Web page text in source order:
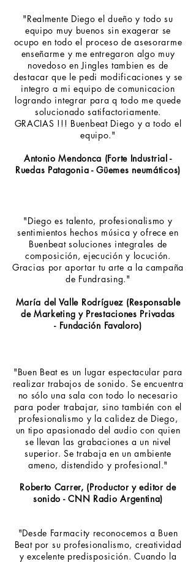
"Realmente Diego el dueño y todo su
equipo muy buenos sin exagerar se
ocupo en todo el proceso de asesorarme
enseñarme y me entregaron algo muy
novedoso en Jingles tambien es de
destacar que le pedi modificaciones y se
integro a mi equipo de comunicacion
logrando integrar para q todo me quede
solucionado satifactoriamente.
GRACIAS !!! Buenbeat Diego y a todo el
equipo."
Antonio Mendonca (Forte Industrial -
Ruedas Patagonia - Güemes neumáticos)
"Diego es talento, profesionalismo y
sentimientos hechos música y ofrece en
Buenbeat soluciones integrales de
composición, ejecución y locución.
Gracias por aportar tu arte a la campaña
de Fundrasing."
María del Valle Rodríguez (Responsable
de Marketing y Prestaciones Privadas
- Fundación Favaloro)
"Buen Beat es un lugar espectacular para
realizar trabajos de sonido. Se encuentra
no sólo una sala con todo lo necesario
para poder trabajar, sino también con el
profesionalismo y la calidez de Diego,
un tipo apasionado del audio con quien
se llevan las grabaciones a un nivel
superior. Se trabaja en un ambiente
ameno, distendido y profesional."
Roberto Carrer, (Productor y editor de
sonido - CNN Radio Argentina)
"Desde Farmacity reconocemos a Buen
Beat por su profesionalismo, creatividad
y excelente predisposición. Cuando la